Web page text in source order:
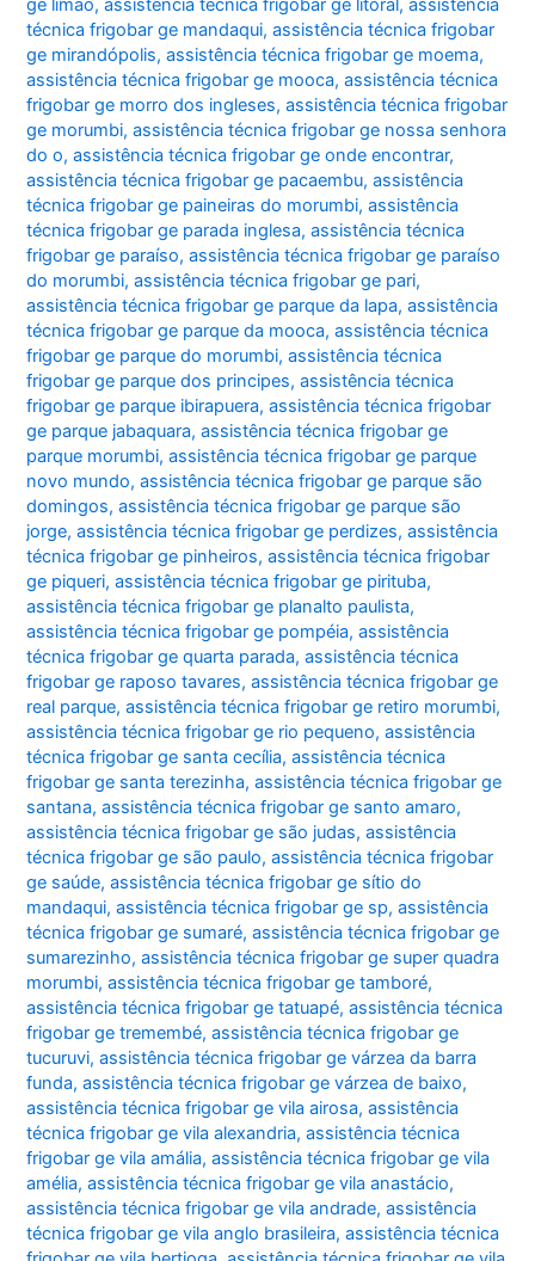
ge limão,assistência técnica frigobar ge litoral,assistência
técnica frigobar ge mandaqui,assistência técnica frigobar
ge mirandópolis,assistência técnica frigobar ge moema,
assistência técnica frigobar ge mooca,assistência técnica
frigobar ge morro dos ingleses,assistência técnica frigobar
ge morumbi,assistência técnica frigobar ge nossa senhora
do o,assistência técnica frigobar ge onde encontrar,
assistência técnica frigobar ge pacaembu,assistência
técnica frigobar ge paineiras do morumbi,assistência
técnica frigobar ge parada inglesa,assistência técnica
frigobar ge paraíso,assistência técnica frigobar ge paraíso
do morumbi,assistência técnica frigobar ge pari,
assistência técnica frigobar ge parque da lapa,assistência
técnica frigobar ge parque da mooca,assistência técnica
frigobar ge parque do morumbi,assistência técnica
frigobar ge parque dos principes,assistência técnica
frigobar ge parque ibirapuera,assistência técnica frigobar
ge parque jabaquara,assistência técnica frigobar ge
parque morumbi,assistência técnica frigobar ge parque
novo mundo,assistência técnica frigobar ge parque são
domingos,assistência técnica frigobar ge parque são
jorge,assistência técnica frigobar ge perdizes,assistência
técnica frigobar ge pinheiros,assistência técnica frigobar
ge piqueri,assistência técnica frigobar ge pirituba,
assistência técnica frigobar ge planalto paulista,
assistência técnica frigobar ge pompéia,assistência
técnica frigobar ge quarta parada,assistência técnica
frigobar ge raposo tavares,assistência técnica frigobar ge
real parque,assistência técnica frigobar ge retiro morumbi,
assistência técnica frigobar ge rio pequeno,assistência
técnica frigobar ge santa cecília,assistência técnica
frigobar ge santa terezinha,assistência técnica frigobar ge
santana,assistência técnica frigobar ge santo amaro,
assistência técnica frigobar ge são judas,assistência
técnica frigobar ge são paulo,assistência técnica frigobar
ge saúde,assistência técnica frigobar ge sítio do
mandaqui,assistência técnica frigobar ge sp,assistência
técnica frigobar ge sumaré,assistência técnica frigobar ge
sumarezinho,assistência técnica frigobar ge super quadra
morumbi,assistência técnica frigobar ge tamboré,
assistência técnica frigobar ge tatuapé,assistência técnica
frigobar ge tremembé,assistência técnica frigobar ge
tucuruvi,assistência técnica frigobar ge várzea da barra
funda,assistência técnica frigobar ge várzea de baixo,
assistência técnica frigobar ge vila airosa,assistência
técnica frigobar ge vila alexandria,assistência técnica
frigobar ge vila amália,assistência técnica frigobar ge vila
amélia,assistência técnica frigobar ge vila anastácio,
assistência técnica frigobar ge vila andrade,assistência
técnica frigobar ge vila anglo brasileira,assistência técnica